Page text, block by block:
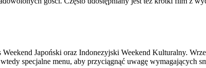
Japoński oraz Indonezyjski Weekend Kulturalny.
specjalne menu, aby przyciągnąć uwagę wymagających